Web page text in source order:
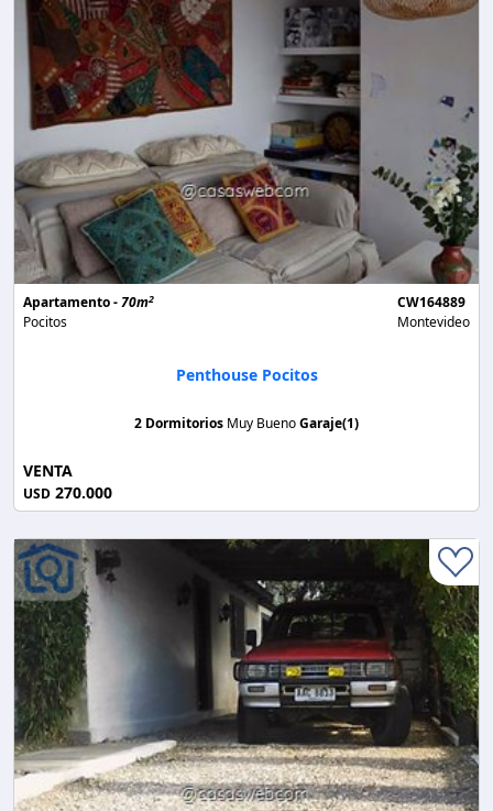
Apartamento -70m2
Pocitos
CW164889
Montevideo
Penthouse Pocitos
2 Dormitorios Muy BuenoGaraje(1)
VENTA
USD 270.000